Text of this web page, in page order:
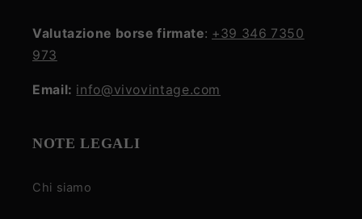
Valutazione borse firmate: +39 346 7350
973
Email: info@vivovintage.com
NOTE LEGALI
Chi siamo